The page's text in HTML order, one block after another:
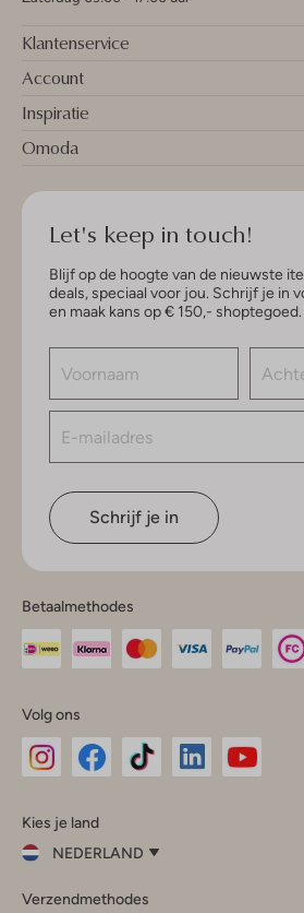
Klantenservice
Account
Inspiratie
Omoda
Let's keep in touch!
Blijf op de hoogte van de nieuwste
deals, speciaal voor jou. Schrijf je in
en maak kans op € 150,- shoptegoed.
Schrijf je in
Betaalmethodes
Volg ons
InstagramFacebook
Kies je land
NEDERLAND
je
Verzendmethodes